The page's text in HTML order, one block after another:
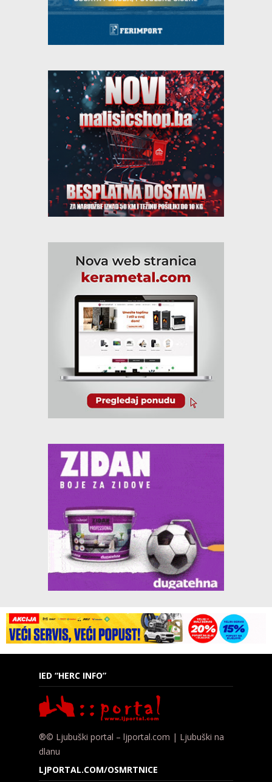
IED “HERC INFO”
®© Ljubuški portal – ljportal.com | Ljubuški na
dlanu
LJPORTAL.COM/OSMRTNICE